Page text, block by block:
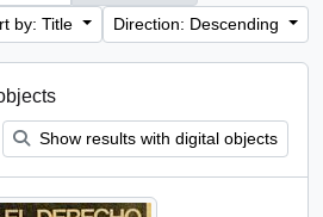
by: Title
Direction: Descending
Show results with digital objects